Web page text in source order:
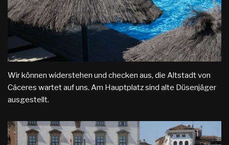
Wir können widerstehen und checken aus, die Altstadt von
Cáceres wartet auf uns. Am Hauptplatz sind alte Düsenjäger
ausgestellt.